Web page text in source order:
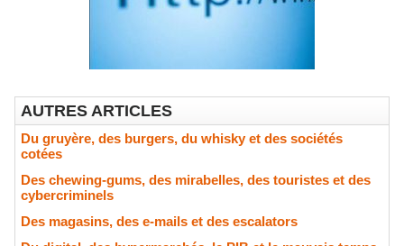
AUTRES ARTICLES
Du gruyère, des burgers, du whisky et des sociétés
cotées
Des chewing-gums, des mirabelles, des touristes et des
cybercriminels
Des magasins, des e-mails et des escalators